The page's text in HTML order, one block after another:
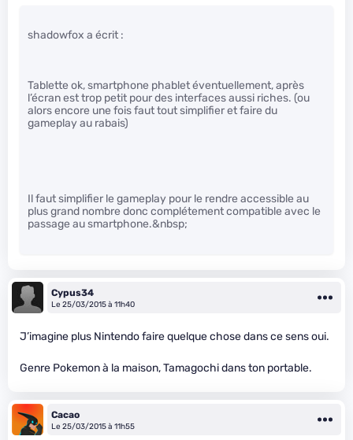
shadowfox a écrit :
Tablette ok, smartphone phablet éventuellement, après
l’écran est trop petit pour des interfaces aussi riches. (ou
alors encore une fois faut tout simplifier et faire du
gameplay au rabais)
Il faut simplifier le gameplay pour le rendre accessible au
plus grand nombre donc complétement compatible avec le
passage au smartphone.&nbsp;
Cypus34
Le 25/03/2015 à 11h40
J’imagine plus Nintendo faire quelque chose dans ce sens oui.
Genre Pokemon à la maison, Tamagochi dans ton portable.
Cacao
Le 25/03/2015 à 11h55